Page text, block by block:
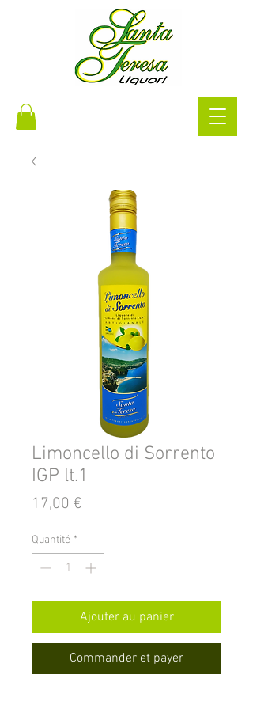
Limoncello di Sorrento
IGP lt.1
17,00 €
Quantité *
Ajouter au panier
Commander et payer